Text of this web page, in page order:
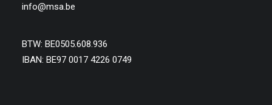
info@msa.be
BTW: BE0505.608.936
IBAN: BE97 0017 4226 0749